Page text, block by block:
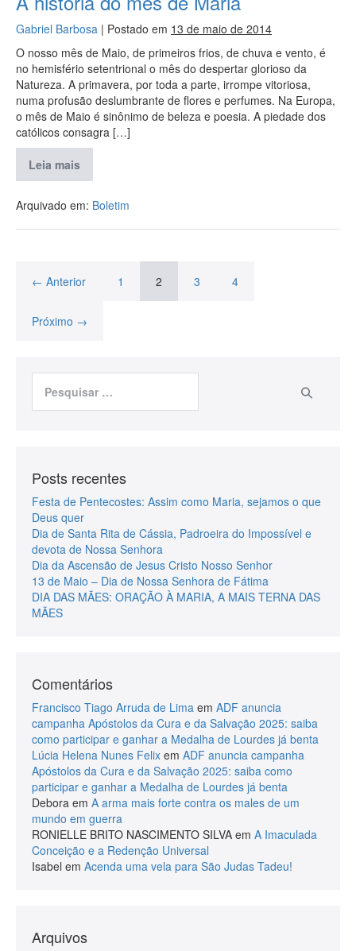
Gabriel Barbosa | Postado em 13 de maio de 2014
O nosso mês de Maio, de primeiros frios, de chuva e vento, é
no hemisfério setentrional o mês do despertar glorioso da
Natureza. A primavera, por toda a parte, irrompe vitoriosa,
numa profusão deslumbrante de flores e perfumes. Na Europa,
o mês de Maio é sinônimo de beleza e poesia. A piedade dos
católicos consagra […]
Leia mais
Arquivado em: Boletim
← Anterior 1 2 3 4
Próximo →
Posts recentes
Festa de Pentecostes: Assim como Maria, sejamos o que
Deus quer
Dia de Santa Rita de Cássia, Padroeira do Impossível e
devota de Nossa Senhora
Dia da Ascensão de Jesus Cristo Nosso Senhor
13 de Maio – Dia de Nossa Senhora de Fátima
DIA DAS MÃES: ORAÇÃO À MARIA, A MAIS TERNA DAS
MÃES
Comentários
Francisco Tiago Arruda de Lima em ADF anuncia
campanha Apóstolos da Cura e da Salvação 2025: saiba
como participar e ganhar a Medalha de Lourdes já benta
Lúcia Helena Nunes Felix em ADF anuncia campanha
Apóstolos da Cura e da Salvação 2025: saiba como
participar e ganhar a Medalha de Lourdes já benta
Debora em A arma mais forte contra os males de um
mundo em guerra
RONIELLE BRITO NASCIMENTO SILVA em A Imaculada
Conceição e a Redenção Universal
Isabel em Acenda uma vela para São Judas Tadeu!
Arquivos